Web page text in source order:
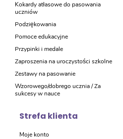
Kokardy atłasowe do pasowania
uczniów
Podziękowania
Pomoce edukacyjne
Przypinki i medale
Zaproszenia na uroczystości szkolne
Zestawy na pasowanie
Wzorowego/dobrego ucznia / Za
sukcesy w nauce
Strefa klienta
Moje konto